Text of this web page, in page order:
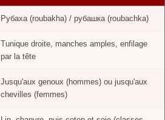
Рубаха (roubakha) / рубашка (roubachka)
Tunique droite, manches amples, enfilage
par la tête
Jusqu'aux genoux (hommes) ou jusqu'aux
chevilles (femmes)